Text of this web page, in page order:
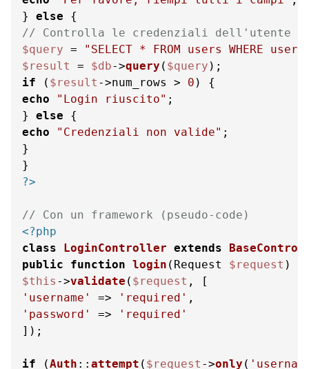
} else
// Controlla le credenziali dell'utente
$query =
"SELECT * FROM users WHERE
$result
= $db->query ( $query
if ( $result ->num_rows > 0
echo
"Login riuscito" ;
} else
echo
"Credenziali non valide" ;
}
?>
// Con un framework (pseudo-code)
<?php
class
LoginController extends
public
function login ( Request $request )
$this ->validate ( $request
'username'
=> 'required'
'password'
=>
'required'
]);
if (Auth :: attempt ( $request ->only (